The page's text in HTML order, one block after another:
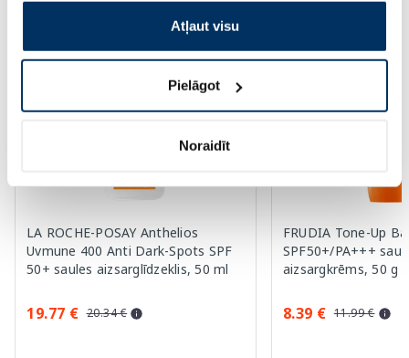
Atļaut visu
Pielāgot
Noraidīt
LA ROCHE-POSAY Anthelios
Uvmune 400 Anti Dark-Spots SPF
50+ saules aizsarglīdzeklis, 50 ml
19.77 € 20.34 €
-30%
FRUDIA Tone-Up
SPF50+/PA+++
aizsargkrēms, 50 g
8.39 € 11.99 €